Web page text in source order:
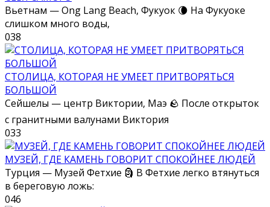
Вьетнам — Ong Lang Beach, Фукуок 🌘 На Фукуоке
слишком много воды,
038
СТОЛИЦА, КОТОРАЯ НЕ УМЕЕТ ПРИТВОРЯТЬСЯ
БОЛЬШОЙ
Сейшелы — центр Виктории, Маэ 🪨 После открыток
с гранитными валунами Виктория
033
МУЗЕЙ, ГДЕ КАМЕНЬ ГОВОРИТ СПОКОЙНЕЕ ЛЮДЕЙ
Турция — Музей Фетхие 🗿 В Фетхие легко втянуться
в береговую ложь:
046